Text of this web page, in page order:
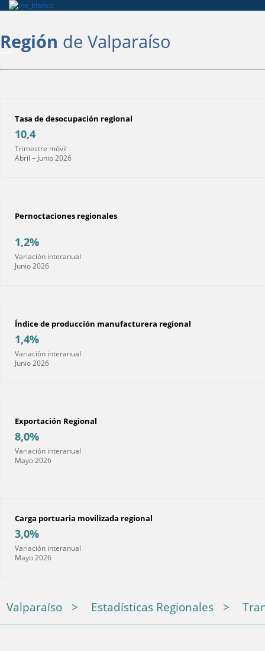
Región de Valparaíso
Tasa de desocupación regional
10,4
Trimestre móvil
Abril – Junio 2026
Pernoctaciones regionales
1,2%
Variación interanual
Junio 2026
Índice de producción manufacturera regional
1,4%
Variación interanual
Junio 2026
Exportación Regional
8,0%
Variación interanual
Mayo 2026
Carga portuaria movilizada regional
3,0%
Variación interanual
Mayo 2026
Valparaíso Estadísticas Regionales